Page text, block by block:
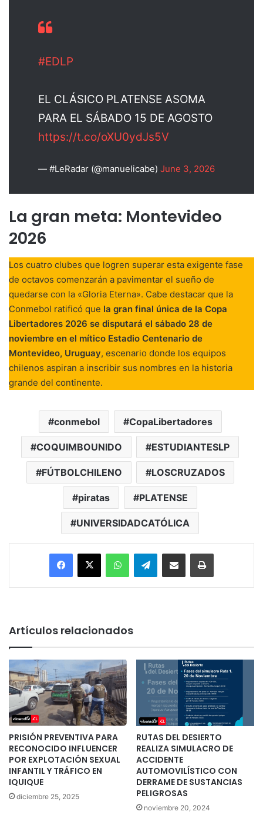
#EDLP
EL CLÁSICO PLATENSE ASOMA
PARA EL SÁBADO 15 DE AGOSTO
https://t.co/oXU0ydJs5V
— #LeRadar (@manuelicabe) June 3, 2026
La gran meta: Montevideo
2026
Los cuatro clubes que logren superar esta exigente fase
de octavos comenzarán a pavimentar el sueño de
quedarse con la «Gloria Eterna». Cabe destacar que la
Conmebol ratificó que la gran final única de la Copa
Libertadores 2026 se disputará el sábado 28 de
noviembre en el mítico Estadio Centenario de
Montevideo, Uruguay, escenario donde los equipos
chilenos aspiran a inscribir sus nombres en la historia
grande del continente.
conmebol CopaLibertadores
COQUIMBOUNIDO ESTUDIANTESLP
FÚTBOLCHILENO LOSCRUZADOS
piratas PLATENSE
UNIVERSIDADCATÓLICA
Facebook
X WhatsAppTelegramEnviar vía email Imprimir
Artículos relacionados
PRISIÓN PREVENTIVA PARA
RECONOCIDO INFLUENCER
POR EXPLOTACIÓN SEXUAL
INFANTIL Y TRÁFICO EN
IQUIQUE
diciembre 25, 2025
RUTAS DEL DESIERTO
REALIZA SIMULACRO DE
ACCIDENTE
AUTOMOVILÍSTICO CON
DERRAME DE SUSTANCIAS
PELIGROSAS
noviembre 20, 2024